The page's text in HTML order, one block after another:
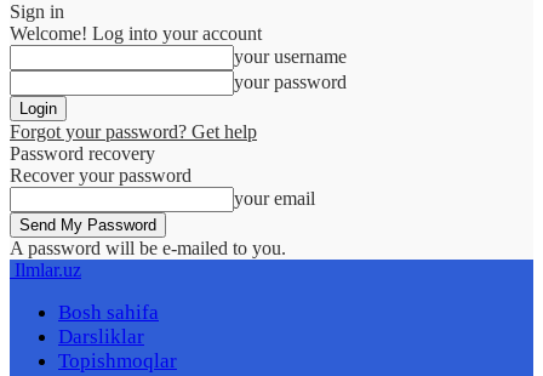
Sign in
Welcome! Log into your account
your username
your password
Forgot your password? Get help
Password recovery
Recover your password
your email
A password will be e-mailed to you.
Ilmlar.uz
Bosh sahifa
Darsliklar
Topishmoqlar